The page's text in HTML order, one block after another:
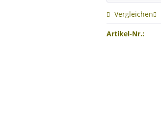
Vergleichen
Artikel-Nr.: